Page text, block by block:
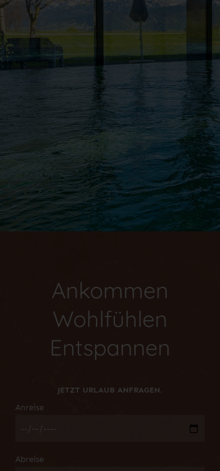
Ankommen
Wohlfühlen
Entspannen
JETZT URLAUB ANFRAGEN.
Anreise
Abreise